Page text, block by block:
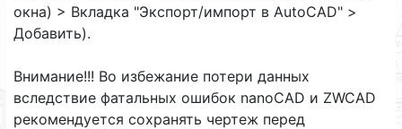
окна) > Вкладка "Экспорт/импорт в AutoCAD" >
Добавить).
Внимание!!! Во избежание потери данных
вследствие фатальных ошибок nanoCAD и ZWCAD
рекомендуется сохранять чертеж перед